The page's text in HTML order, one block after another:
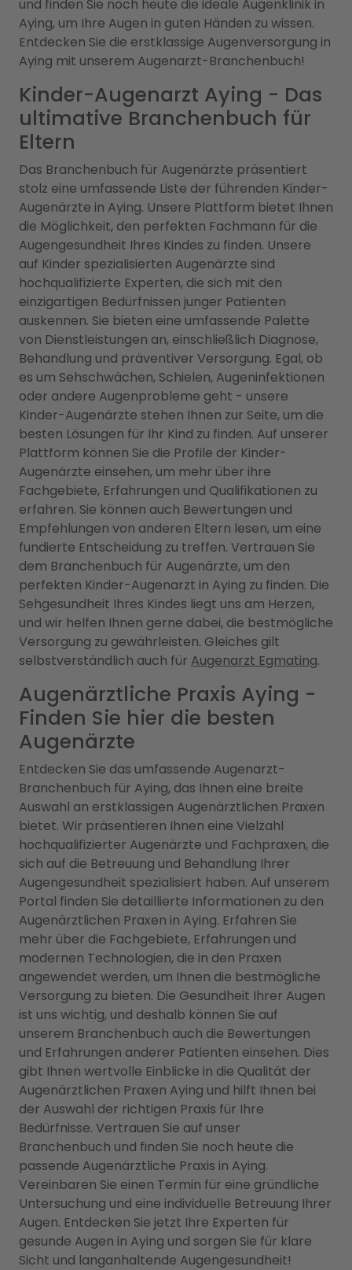
und finden Sie noch heute die ideale Augenklinik in
Aying, um Ihre Augen in guten Händen zu wissen.
Entdecken Sie die erstklassige Augenversorgung in
Aying mit unserem Augenarzt-Branchenbuch!
Kinder-Augenarzt Aying - Das
ultimative Branchenbuch für
Eltern
Das Branchenbuch für Augenärzte präsentiert
stolz eine umfassende Liste der führenden Kinder-
Augenärzte in Aying. Unsere Plattform bietet Ihnen
die Möglichkeit, den perfekten Fachmann für die
Augengesundheit Ihres Kindes zu finden. Unsere
auf Kinder spezialisierten Augenärzte sind
hochqualifizierte Experten, die sich mit den
einzigartigen Bedürfnissen junger Patienten
auskennen. Sie bieten eine umfassende Palette
von Dienstleistungen an, einschließlich Diagnose,
Behandlung und präventiver Versorgung. Egal, ob
es um Sehschwächen, Schielen, Augeninfektionen
oder andere Augenprobleme geht - unsere
Kinder-Augenärzte stehen Ihnen zur Seite, um die
besten Lösungen für Ihr Kind zu finden. Auf unserer
Plattform können Sie die Profile der Kinder-
Augenärzte einsehen, um mehr über ihre
Fachgebiete, Erfahrungen und Qualifikationen zu
erfahren. Sie können auch Bewertungen und
Empfehlungen von anderen Eltern lesen, um eine
fundierte Entscheidung zu treffen. Vertrauen Sie
dem Branchenbuch für Augenärzte, um den
perfekten Kinder-Augenarzt in Aying zu finden. Die
Sehgesundheit Ihres Kindes liegt uns am Herzen,
und wir helfen Ihnen gerne dabei, die bestmögliche
Versorgung zu gewährleisten. Gleiches gilt
selbstverständlich auch für Augenarzt Egmating.
Augenärztliche Praxis Aying -
Finden Sie hier die besten
Augenärzte
Entdecken Sie das umfassende Augenarzt-
Branchenbuch für Aying, das Ihnen eine breite
Auswahl an erstklassigen Augenärztlichen Praxen
bietet. Wir präsentieren Ihnen eine Vielzahl
hochqualifizierter Augenärzte und Fachpraxen, die
sich auf die Betreuung und Behandlung Ihrer
Augengesundheit spezialisiert haben. Auf unserem
Portal finden Sie detaillierte Informationen zu den
Augenärztlichen Praxen in Aying. Erfahren Sie
mehr über die Fachgebiete, Erfahrungen und
modernen Technologien, die in den Praxen
angewendet werden, um Ihnen die bestmögliche
Versorgung zu bieten. Die Gesundheit Ihrer Augen
ist uns wichtig, und deshalb können Sie auf
unserem Branchenbuch auch die Bewertungen
und Erfahrungen anderer Patienten einsehen. Dies
gibt Ihnen wertvolle Einblicke in die Qualität der
Augenärztlichen Praxen Aying und hilft Ihnen bei
der Auswahl der richtigen Praxis für Ihre
Bedürfnisse. Vertrauen Sie auf unser
Branchenbuch und finden Sie noch heute die
passende Augenärztliche Praxis in Aying.
Vereinbaren Sie einen Termin für eine gründliche
Untersuchung und eine individuelle Betreuung Ihrer
Augen. Entdecken Sie jetzt Ihre Experten für
gesunde Augen in Aying und sorgen Sie für klare
Sicht und langanhaltende Augengesundheit!